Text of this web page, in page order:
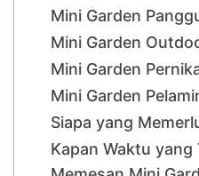
Mini Garden
Mini Garden
Mini Garden
Mini Garden
Siapa yang
Kapan Waktu